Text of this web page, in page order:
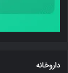
داروخانه